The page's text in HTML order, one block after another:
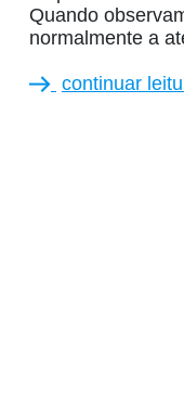
Quando
normalmente a
continuar